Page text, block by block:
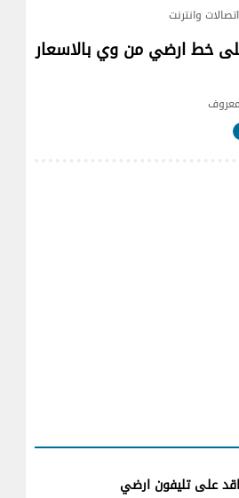
اتصالات وانترنت
خط ارضي من وي بالاسعار
على تليفون ارضي